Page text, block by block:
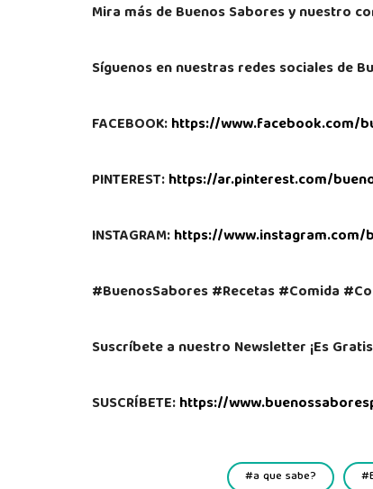
Mira más de Buenos Sabores y nuestro
Síguenos en nuestras redes sociales de
FACEBOOK:https://www.facebook.com/
PINTEREST:https://ar.pinterest.com/
INSTAGRAM:https://www.instagram.com/
#BuenosSabores #Recetas #Comida
Suscríbete a nuestro Newsletter ¡Es
SUSCRÍBETE:https://
a que sabe?